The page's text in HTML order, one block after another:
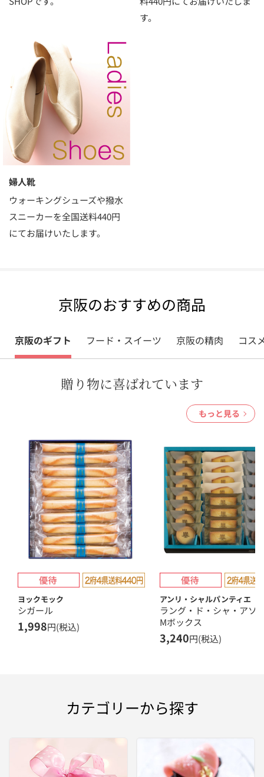
す。
婦人靴
ウォーキングシューズや撥水
スニーカーを全国送料440円
にてお届けいたします。
京阪のおすすめの商品
京阪のギフト フード・スイーツ 京阪の精肉 コス
贈り物に喜ばれています
もっと見る
ヨックモック
シガール
1,998円(税込)
アンリ・シャルパンティエ
ラング・ド・シャ・ア
Mボックス
3,240円(税込)
カテゴリーから探す